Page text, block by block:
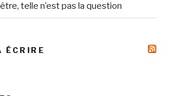
telle n’est pas la question
ÉCRIRE